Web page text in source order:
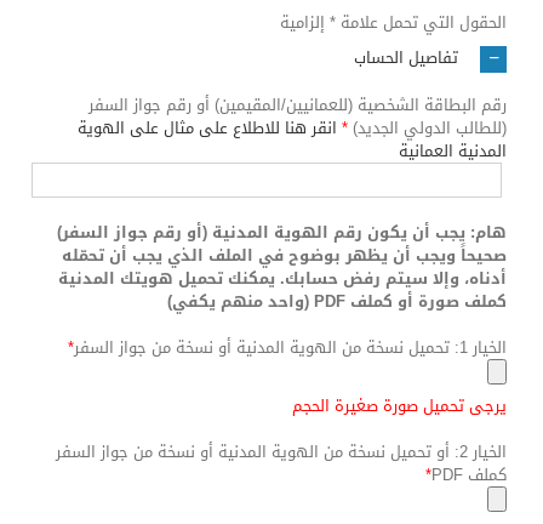
الحقول التي تحمل علامة * إلزامية
تفاصيل الحساب
رقم البطاقة الشخصية (للعمانيين/المقيمين) أو رقم جواز السفر
(للطالب الدولي الجديد)* انقر هنا للاطلاع على مثال على الهوية
المدنية العمانية
هام: يجب أن يكون رقم الهوية المدنية (أو رقم جواز السفر)
صحيحاً ويجب أن يظهر بوضوح في الملف الذي يجب أن تحمّله
أدناه، وإلا سيتم رفض حسابك. يمكنك تحميل هويتك المدنية
كملف صورة أو كملف PDF (واحد منهم يكفي)
الخيار 1: تحميل نسخة من الهوية المدنية أو نسخة من جواز السفر
*
يرجى تحميل صورة صغيرة الحجم
الخيار 2: أو تحميل نسخة من الهوية المدنية أو نسخة من جواز السفر
كملف PDF *